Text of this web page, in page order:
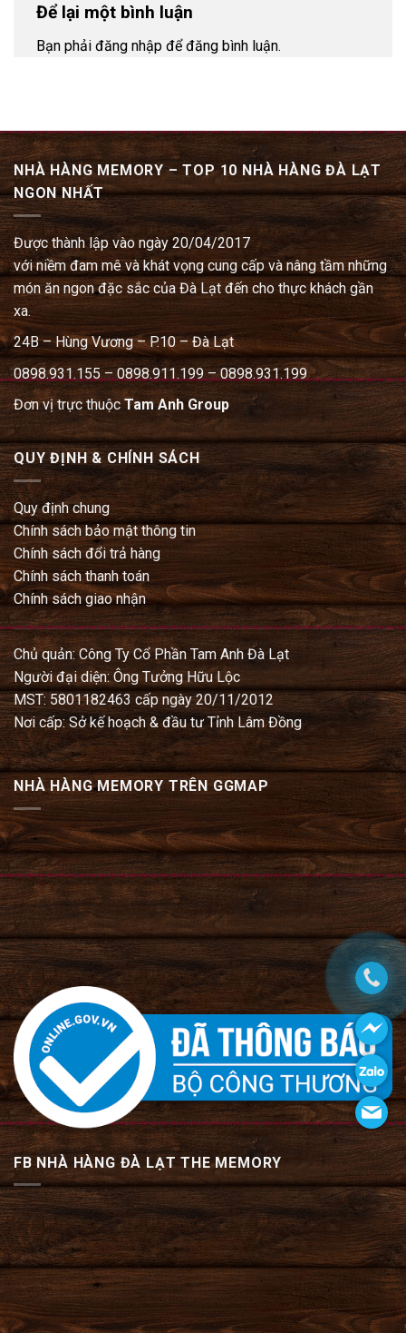
Để lại một bình luận
Bạn phải đăng nhập để đăng bình luận.
NHÀ HÀNG MEMORY – TOP 10 NHÀ HÀNG ĐÀ LẠT
NGON NHẤT
Được thành lập vào ngày 20/04/2017
với niềm đam mê và khát vọng cung cấp và nâng tầm những
món ăn ngon đặc sắc của Đà Lạt đến cho thực khách gần
xa.
24B – Hùng Vương – P.10 – Đà Lạt
0898.931.155 – 0898.911.199 – 0898.931.199
Đơn vị trực thuộcTam Anh Group
QUY ĐỊNH & CHÍNH SÁCH
Quy định chung
Chính sách bảo mật thông tin
Chính sách đổi trả hàng
Chính sách thanh toán
Chính sách giao nhận
Chủ quản: Công Ty Cổ Phần Tam Anh Đà Lạt
Người đại diện: Ông Tưởng Hữu Lộc
MST: 5801182463 cấp ngày 20/11/2012
Nơi cấp: Sở kế hoạch & đầu tư Tỉnh Lâm Đồng
NHÀ HÀNG MEMORY TRÊN GGMAP
FB NHÀ HÀNG ĐÀ LẠT THE MEMORY